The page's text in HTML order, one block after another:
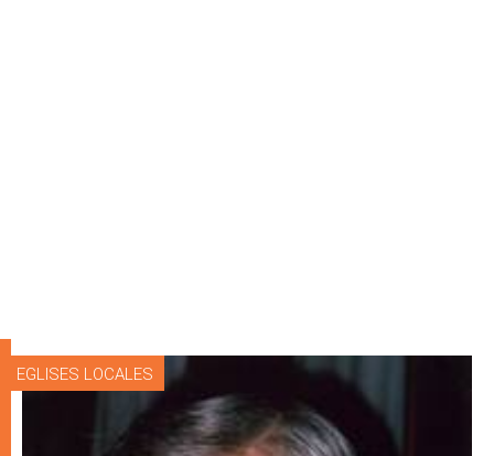
EGLISES LOCALES